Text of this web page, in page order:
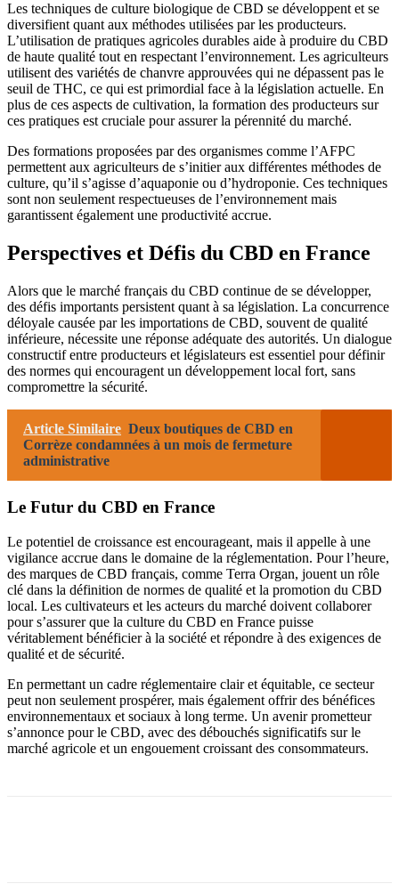
Les techniques de culture biologique de CBD se développent et se
diversifient quant aux méthodes utilisées par les producteurs.
L’utilisation de pratiques agricoles durables aide à produire du CBD
de haute qualité tout en respectant l’environnement. Les agriculteurs
utilisent des variétés de chanvre approuvées qui ne dépassent pas le
seuil de THC, ce qui est primordial face à la législation actuelle. En
plus de ces aspects de cultivation, la formation des producteurs sur
ces pratiques est cruciale pour assurer la pérennité du marché.
Des formations proposées par des organismes comme l’AFPC
permettent aux agriculteurs de s’initier aux différentes méthodes de
culture, qu’il s’agisse d’aquaponie ou d’hydroponie. Ces techniques
sont non seulement respectueuses de l’environnement mais
garantissent également une productivité accrue.
Perspectives et Défis du CBD en France
Alors que le marché français du CBD continue de se développer,
des défis importants persistent quant à sa législation. La concurrence
déloyale causée par les importations de CBD, souvent de qualité
inférieure, nécessite une réponse adéquate des autorités. Un dialogue
constructif entre producteurs et législateurs est essentiel pour définir
des normes qui encouragent un développement local fort, sans
compromettre la sécurité.
Article Similaire Deux boutiques de CBD en
Corrèze condamnées à un mois de fermeture
administrative
Le Futur du CBD en France
Le potentiel de croissance est encourageant, mais il appelle à une
vigilance accrue dans le domaine de la réglementation. Pour l’heure,
des marques de CBD français, comme Terra Organ, jouent un rôle
clé dans la définition de normes de qualité et la promotion du CBD
local. Les cultivateurs et les acteurs du marché doivent collaborer
pour s’assurer que la culture du CBD en France puisse
véritablement bénéficier à la société et répondre à des exigences de
qualité et de sécurité.
En permettant un cadre réglementaire clair et équitable, ce secteur
peut non seulement prospérer, mais également offrir des bénéfices
environnementaux et sociaux à long terme. Un avenir prometteur
s’annonce pour le CBD, avec des débouchés significatifs sur le
marché agricole et un engouement croissant des consommateurs.